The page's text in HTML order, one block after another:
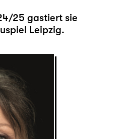
25 gastiert sie
Leipzig.